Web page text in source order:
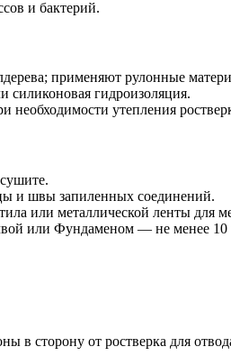
и бактерий.
применяют рулонные
гидроизоляция.
утепления
и швы запиленных соединений.
или металлической ленты для
или Фундаменом — не менее 10
в сторону от ростверка для